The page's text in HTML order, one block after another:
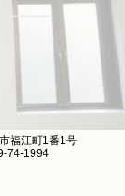
福江町1番1号
74-1994